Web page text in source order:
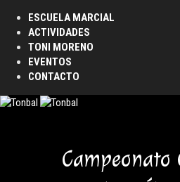
ESCUELA MARCIAL
ACTIVIDADES
TONI MORENO
EVENTOS
CONTACTO
Campeonato